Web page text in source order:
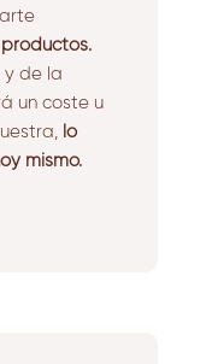
y de la
un coste u
lo
mismo.